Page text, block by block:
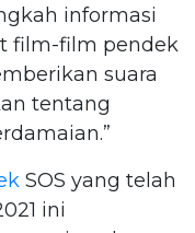
informasi
film-film pendek
suara
tentang
SOS yang telah
ini